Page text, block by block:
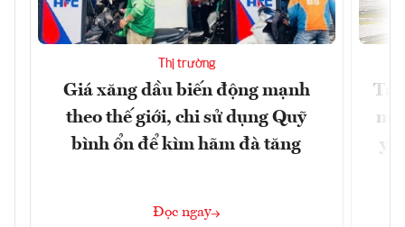
Thị trường
Giá xăng dầu biến động mạnh
theo thế giới, chi sử dụng Quỹ
bình ổn để kìm hãm đà tăng
Đọc ngay